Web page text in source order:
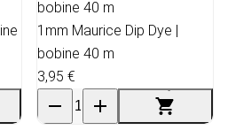
1mm Maurice Dip Dye |
bobine 40 m
3,95 €